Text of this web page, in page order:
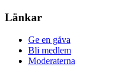
Länkar
Ge en gåva
Bli medlem
Moderaterna